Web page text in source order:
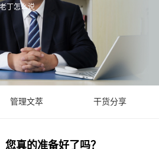
丁怎么说
管理文萃 干货分享
您真的准备好了吗？